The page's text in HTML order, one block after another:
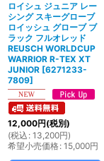
ロイシュ ジュニア レー
シング スキーグローブ
ロイッシュ グローブ ブ
ラック フルオレッド
REUSCH WORLDCUP
WARRIOR R-TEX XT
JUNIOR [6271233-
7809]
12,000円(税別)
(税込 : 13,200円)
希望小売価格: 15,000円